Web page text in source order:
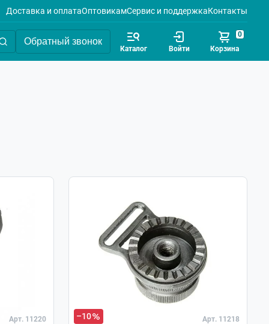
Доставка и оплатаОптовикамСервис и поддержкаКонтакты
Обратный звонок
Каталог Войти Корзина
0
Арт. 11220 –10 Арт. 11218